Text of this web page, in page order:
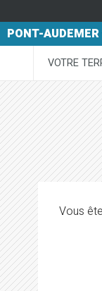
PONT-AUDEMER
VOTRE
Vous